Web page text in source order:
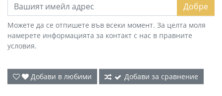
Добре
Можете да се отпишете във всеки момент. За целта моля
намерете информацията за контакт с нас в правните
условия.
Добави в любими Добави за сравнение